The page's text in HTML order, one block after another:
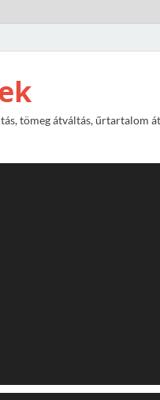
tömeg átváltás, űrtartalom